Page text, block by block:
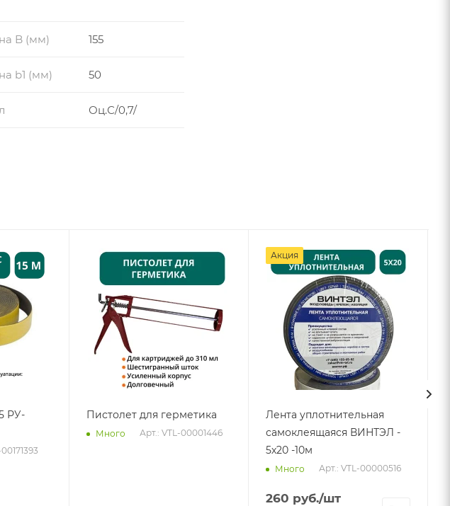
B (мм) 155
b1 (мм) 50
Оц.С/0,7/
РУ-
Пистолет для герметика
Много Арт.: VTL-00001446
Акция
Лента уплотнительная
самоклеящаяся ВИНТЭЛ -
5х20 -10м
Много Арт.: VTL-00000516
260 руб./шт